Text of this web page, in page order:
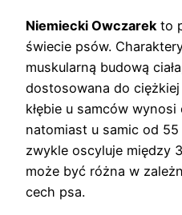
Niemiecki Owczarek to
świecie psów.
muskularną budową
dostosowana do
kłębie u samców
natomiast u samic od 55
zwykle oscyluje między
może być różna w
cech psa.